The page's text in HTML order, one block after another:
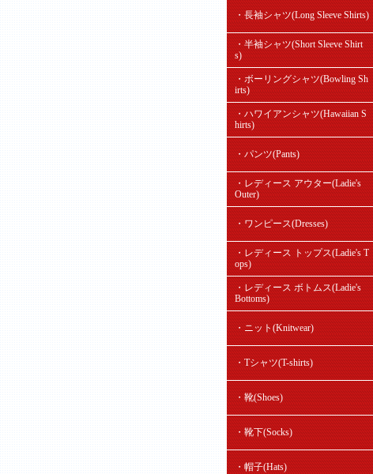
・長袖シャツ(Long Sleeve Shirts)
・半袖シャツ(Short Sleeve Shirt
s)
・ボーリングシャツ(Bowling Sh
irts)
・ハワイアンシャツ(Hawaiian S
hirts)
・パンツ(Pants)
・レディース アウター(Ladie's
Outer)
・ワンピース(Dresses)
・レディース トップス(Ladie's T
ops)
・レディース ボトムス(Ladie's
Bottoms)
・ニット(Knitwear)
・Tシャツ(T-shirts)
・靴(Shoes)
・靴下(Socks)
・帽子(Hats)